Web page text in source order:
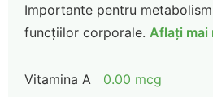
Importante pentru
funcțiilor corporale. Aflați mai
Vitamina A 0.00 mcg